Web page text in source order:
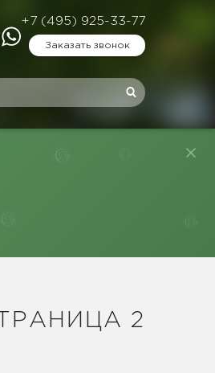
+7 (495) 925-33-77
Заказать звонок
2